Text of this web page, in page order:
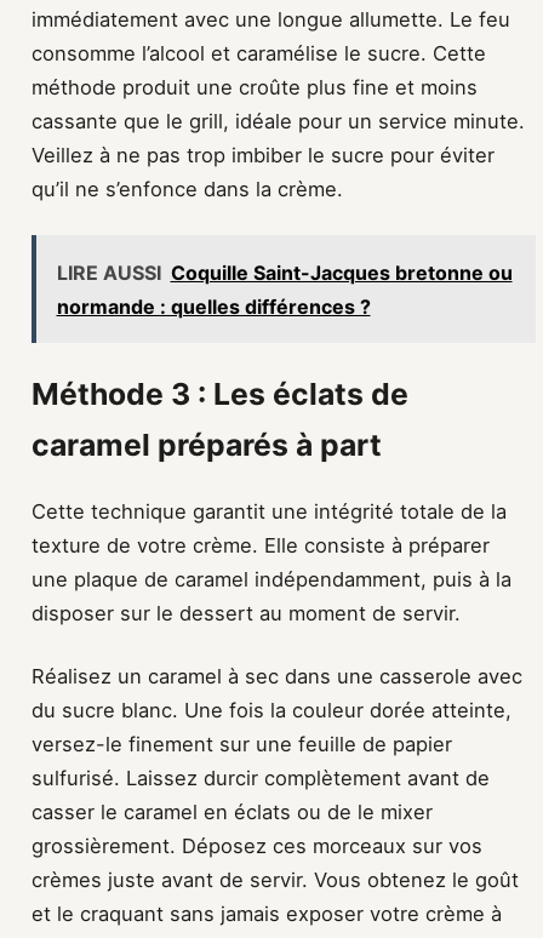
immédiatement avec une longue allumette. Le feu
consomme l’alcool et caramélise le sucre. Cette
méthode produit une croûte plus fine et moins
cassante que le grill, idéale pour un service minute.
Veillez à ne pas trop imbiber le sucre pour éviter
qu’il ne s’enfonce dans la crème.
LIRE AUSSI Coquille Saint-Jacques bretonne ou
normande : quelles différences ?
Méthode 3 : Les éclats de
caramel préparés à part
Cette technique garantit une intégrité totale de la
texture de votre crème. Elle consiste à préparer
une plaque de caramel indépendamment, puis à la
disposer sur le dessert au moment de servir.
Réalisez un caramel à sec dans une casserole avec
du sucre blanc. Une fois la couleur dorée atteinte,
versez-le finement sur une feuille de papier
sulfurisé. Laissez durcir complètement avant de
casser le caramel en éclats ou de le mixer
grossièrement. Déposez ces morceaux sur vos
crèmes juste avant de servir. Vous obtenez le goût
et le craquant sans jamais exposer votre crème à